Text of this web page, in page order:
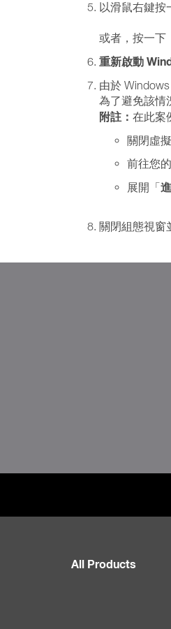
以滑鼠右鍵按
或者，按一下
重新啟動
由於
為了避免該情
附註： 在此案
關閉虛擬
前往您
展開「
關閉組態視窗
All Products